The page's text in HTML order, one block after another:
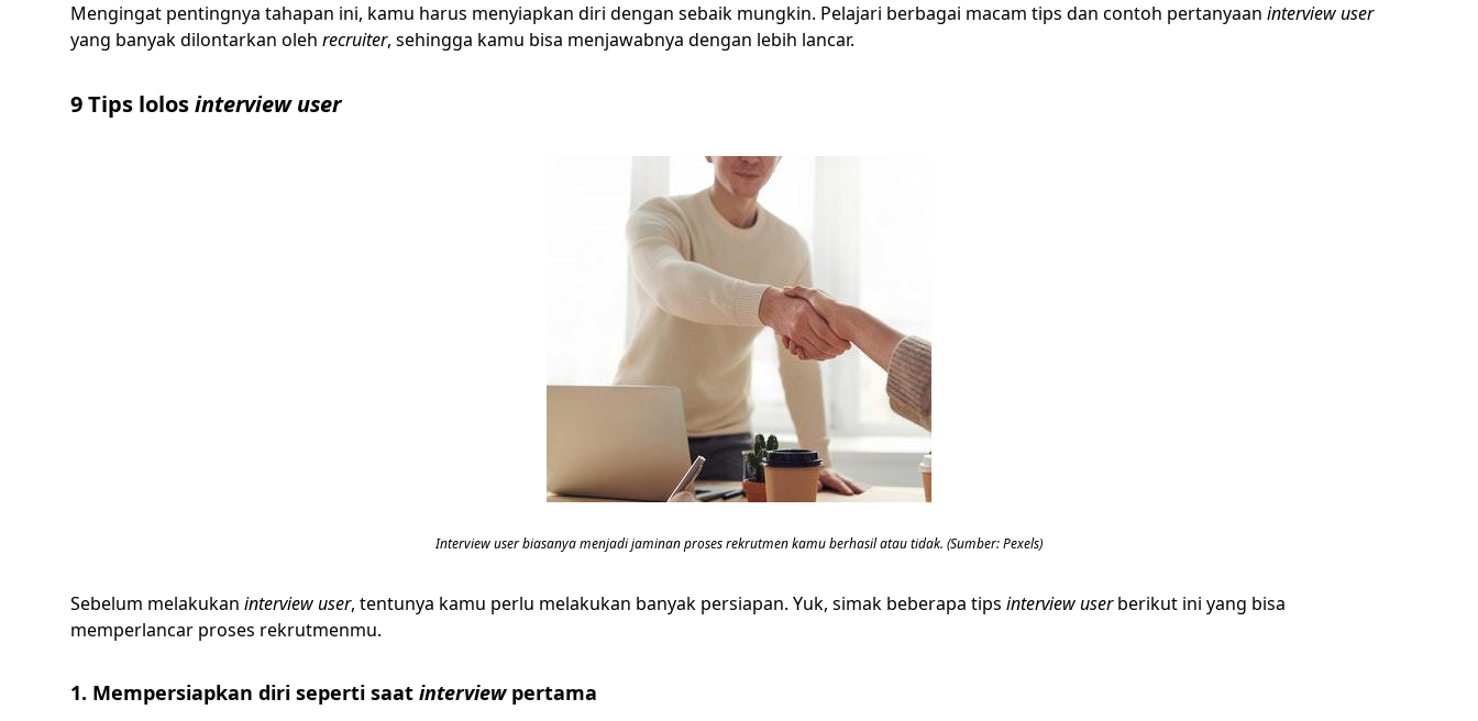
Mengingat pentingnya tahapan ini, kamu harus menyiapkan diri dengan sebaik mungkin. Pelajari berbagai macam tips dan contoh pertanyaan interview user
yang banyak dilontarkan oleh recruiter, sehingga kamu bisa menjawabnya dengan lebih lancar.
9 Tips lolosinterview user
Interview user biasanya menjadi jaminan proses rekrutmen kamu berhasil atau tidak. (Sumber: Pexels)
Sebelum melakukan interview user, tentunya kamu perlu melakukan banyak persiapan. Yuk, simak beberapa tips interview userberikut ini yang bisa
memperlancar proses rekrutmenmu.
1. Mempersiapkan diri seperti saat interview pertama